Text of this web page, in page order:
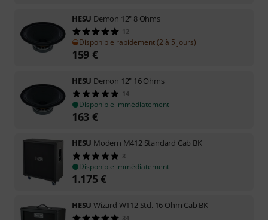
HESU Demon 12" 8 Ohms
12
Disponible rapidement (2 à 5 jours)
159 €
HESU Demon 12" 16 Ohms
14
Disponible immédiatement
163 €
HESU Modern M412 Standard Cab BK
3
Disponible immédiatement
1.175€
HESU Wizard W112 Std. 16 Ohm Cab BK
34